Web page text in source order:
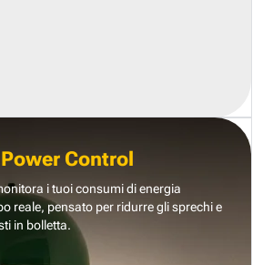
Control
i tuoi consumi di energia
reale, pensato per ridurre gli sprechi e
in bolletta.